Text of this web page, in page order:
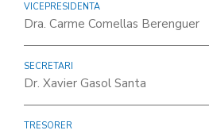
VICEPRESIDENTA
Dra. Carme Comellas Berenguer
SECRETARI
Dr. Xavier Gasol Santa
TRESORER